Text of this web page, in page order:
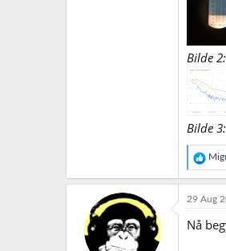
Bilde
Bilde
R
e
a
o
29 Aug
Nå